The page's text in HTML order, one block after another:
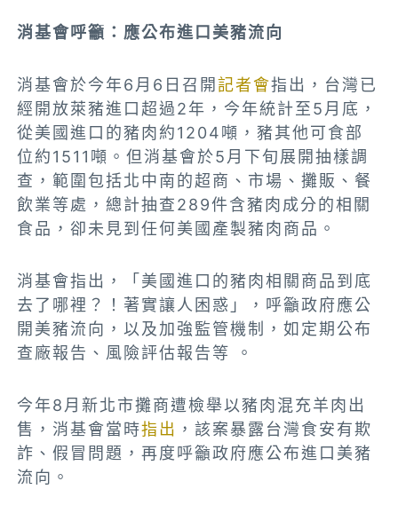
消基會呼籲：應公布進口美豬流向
消基會於今年6月6日召開記者會指出，台灣已
經開放萊豬進口超過2年，今年統計至5月底，
從美國進口的豬肉約1204噸，豬其他可食部
位約1511噸。但消基會於5月下旬展開抽樣調
查，範圍包括北中南的超商、市場、攤販、餐
飲業等處，總計抽查289件含豬肉成分的相關
食品，卻未見到任何美國產製豬肉商品。
消基會指出，「美國進口的豬肉相關商品到底
去了哪裡？！著實讓人困惑」，呼籲政府應公
開美豬流向，以及加強監管機制，如定期公布
查廠報告、風險評估報告等 。
今年8月新北市攤商遭檢舉以豬肉混充羊肉出
售，消基會當時指出 ，該案暴露台灣食安有欺
詐、假冒問題，再度呼籲政府應公布進口美豬
流向。